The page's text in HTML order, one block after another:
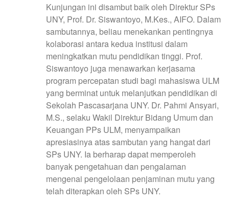
Kunjungan ini disambut baik oleh Direktur SPs
UNY, Prof. Dr. Siswantoyo, M.Kes., AIFO. Dalam
sambutannya, beliau menekankan pentingnya
kolaborasi antara kedua institusi dalam
meningkatkan mutu pendidikan tinggi. Prof.
Siswantoyo juga menawarkan kerjasama
program percepatan studi bagi mahasiswa ULM
yang berminat untuk melanjutkan pendidikan di
Sekolah Pascasarjana UNY. Dr. Pahmi Ansyari,
M.S., selaku Wakil Direktur Bidang Umum dan
Keuangan PPs ULM, menyampaikan
apresiasinya atas sambutan yang hangat dari
SPs UNY. Ia berharap dapat memperoleh
banyak pengetahuan dan pengalaman
mengenai pengelolaan penjaminan mutu yang
telah diterapkan oleh SPs UNY.